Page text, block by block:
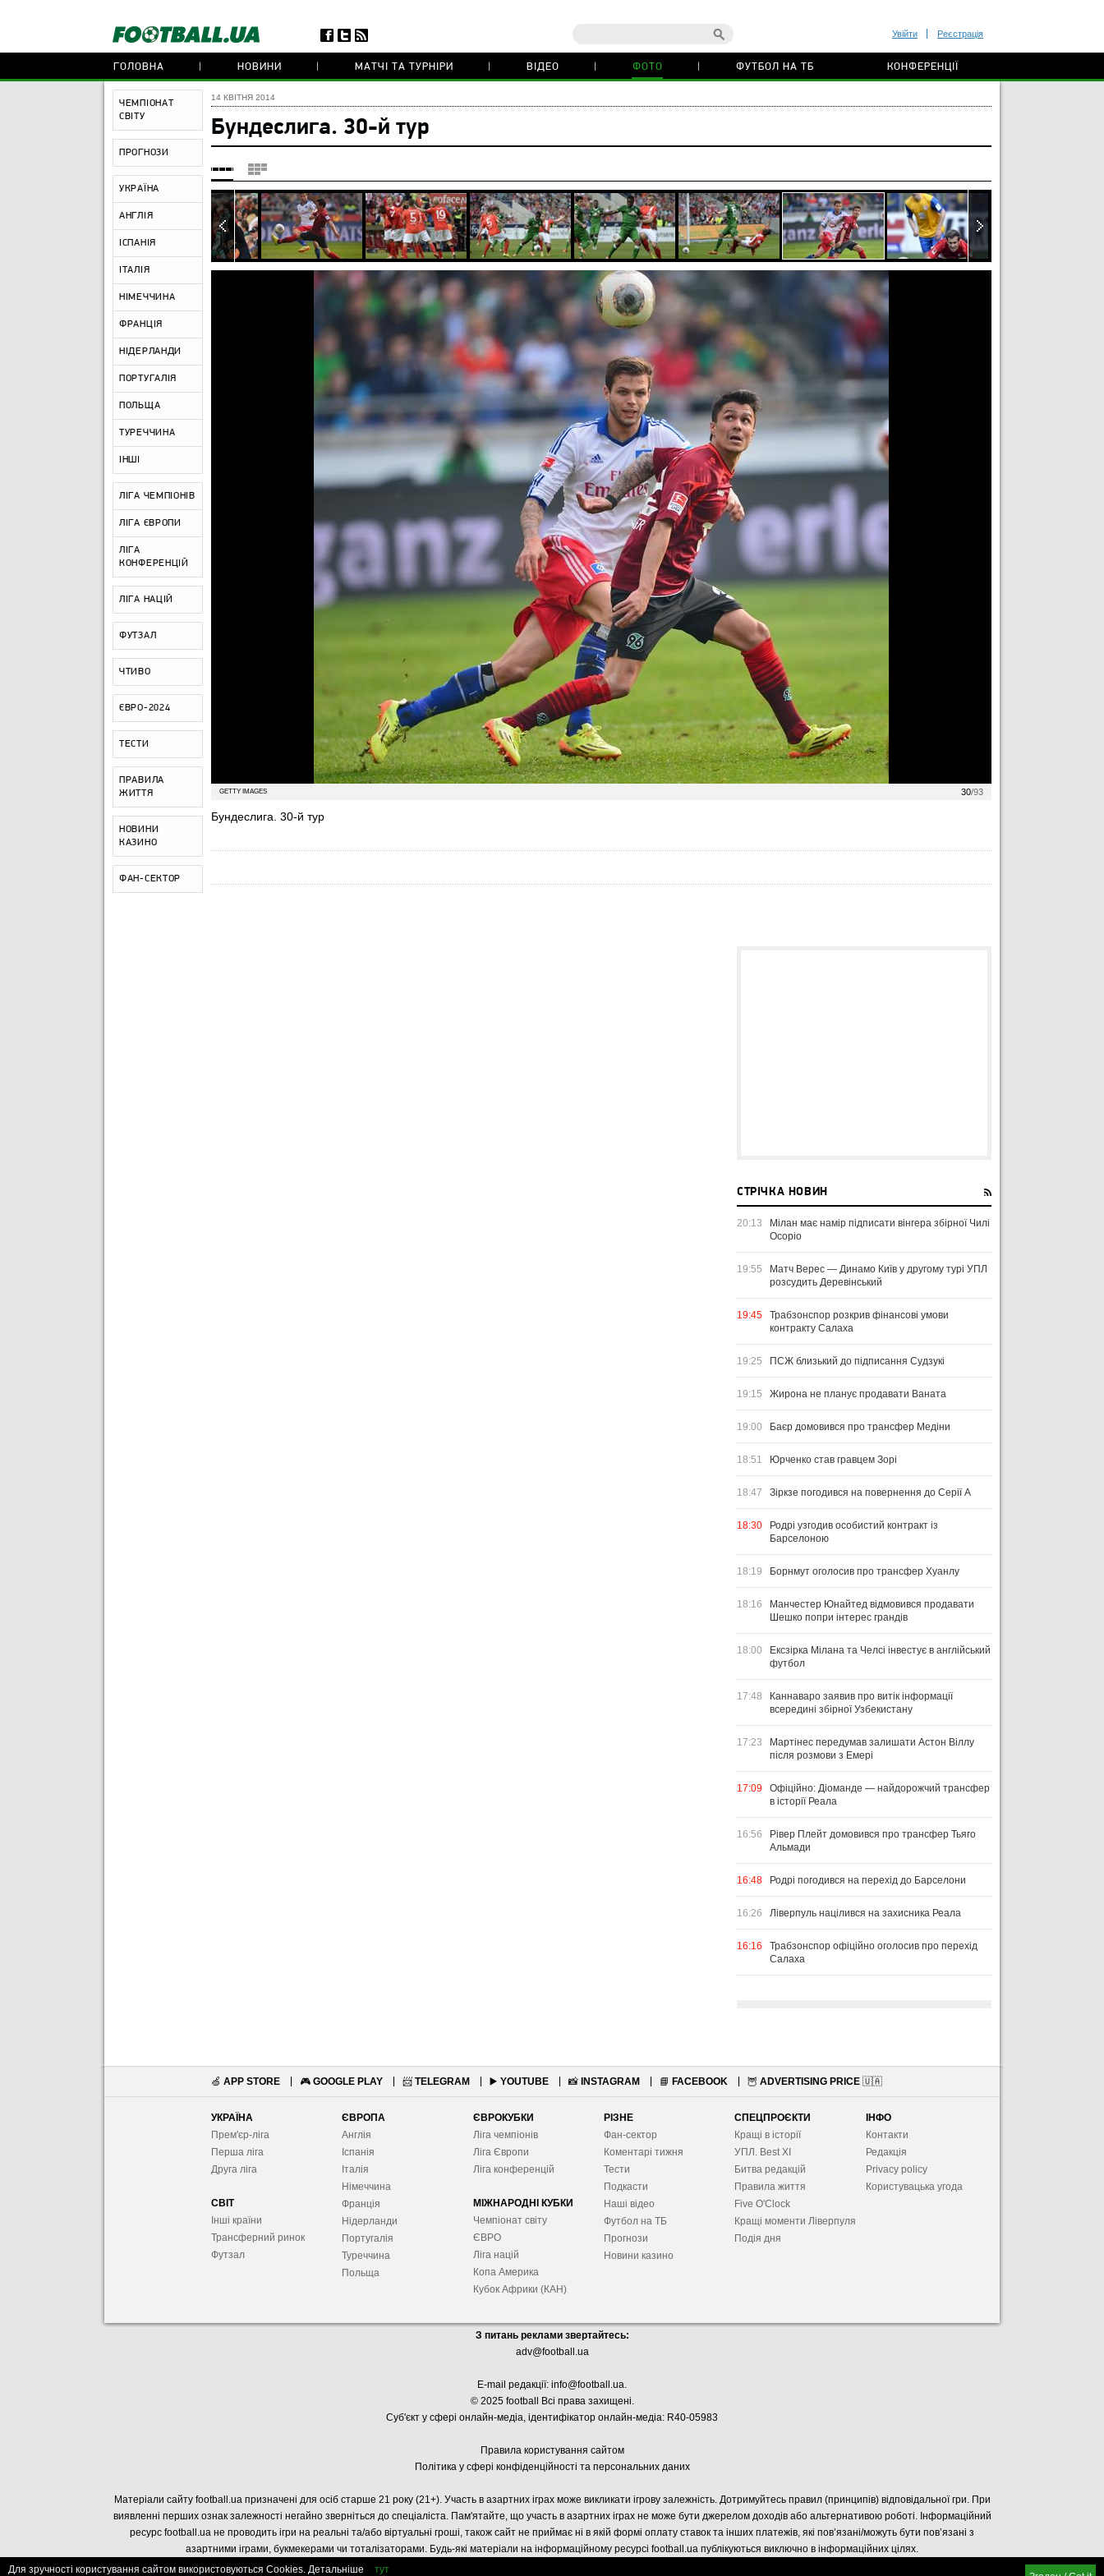
Увійти Реєстрація
ГОЛОВНА НОВИНИ МАТЧІ ТА ТУРНІРИ ВІДЕО ФОТО ФУТБОЛ НА ТБ КОНФЕРЕНЦІЇ
ЧЕМПІОНАТ
СВІТУ
ПРОГНОЗИ
УКРАЇНА
АНГЛІЯ
ІСПАНІЯ
ІТАЛІЯ
НІМЕЧЧИНА
ФРАНЦІЯ
НІДЕРЛАНДИ
ПОРТУГАЛІЯ
ПОЛЬЩА
ТУРЕЧЧИНА
ІНШІ
ЛІГА ЧЕМПІОНІВ
ЛІГА ЄВРОПИ
ЛІГА
КОНФЕРЕНЦІЙ
ЛІГА НАЦІЙ
ФУТЗАЛ
ЧТИВО
ЄВРО-2024
ТЕСТИ
ПРАВИЛА
ЖИТТЯ
НОВИНИ
КАЗИНО
ФАН-СЕКТОР
14 КВІТНЯ 2014
Бундеслига. 30-й тур
30/93
GETTY IMAGES
Бундеслига. 30-й тур
СТРІЧКА НОВИН
20:13
Мілан має намір підписати вінгера збірної Чилі
Осоріо
19:55
Матч Верес — Динамо Київ у другому турі УПЛ
розсудить Деревінський
19:45
Трабзонспор розкрив фінансові умови
контракту Салаха
19:25 ПСЖ близький до підписання Судзукі
19:15 Жирона не планує продавати Ваната
19:00 Баєр домовився про трансфер Медіни
18:51 Юрченко став гравцем Зорі
18:47 Зіркзе погодився на повернення до Серії А
18:30
Родрі узгодив особистий контракт із
Барселоною
18:19 Борнмут оголосив про трансфер Хуанлу
18:16
Манчестер Юнайтед відмовився продавати
Шешко попри інтерес грандів
18:00
Ексзірка Мілана та Челсі інвестує в англійський
футбол
17:48
Каннаваро заявив про витік інформації
всередині збірної Узбекистану
17:23
Мартінес передумав залишати Астон Віллу
після розмови з Емері
17:09
Офіційно: Діоманде — найдорожчий трансфер
в історії Реала
16:56
Рівер Плейт домовився про трансфер Тьяго
Альмади
16:48 Родрі погодився на перехід до Барселони
16:26 Ліверпуль націлився на захисника Реала
16:16
Трабзонспор офіційно оголосив про перехід
Салаха
🍏 APP STORE 🎮 GOOGLE PLAY 📨 TELEGRAM ▶️ YOUTUBE 📸 INSTAGRAM 📘 FACEBOOK 🦉 ADVERTISING PRICE 🇺🇦
УКРАЇНА
Прем'єр-ліга
Перша ліга
Друга ліга
СВІТ
Інші країни
Трансферний ринок
Футзал
ЄВРОПА
Англія
Іспанія
Італія
Німеччина
Франція
Нідерланди
Португалія
Туреччина
Польща
ЄВРОКУБКИ
Ліга чемпіонів
Ліга Європи
Ліга конференцій
МІЖНАРОДНІ КУБКИ
Чемпіонат світу
ЄВРО
Ліга націй
Копа Америка
Кубок Африки (КАН)
РІЗНЕ
Фан-сектор
Коментарі тижня
Тести
Подкасти
Наші відео
Футбол на ТБ
Прогнози
Новини казино
СПЕЦПРОЄКТИ
Кращі в історії
УПЛ. Best XІ
Битва редакцій
Правила життя
Five O'Clock
Кращі моменти Ліверпуля
Подія дня
ІНФО
Контакти
Редакція
Privacy policy
Користувацька угода
З питань реклами звертайтесь:
adv@football.ua
E-mail редакції: info@football.ua.
© 2025 football Всі права захищені.
Суб'єкт у сфері онлайн-медіа, ідентифікатор онлайн-медіа: R40-05983
Правила користування сайтом
Політика у сфері конфіденційності та персональних даних
Матеріали сайту football.ua призначені для осіб старше 21 року (21+). Участь в азартних іграх може викликати ігрову залежність. Дотримуйтесь правил (принципів) відповідальної гри. При
виявленні перших ознак залежності негайно зверніться до спеціаліста. Пам'ятайте, що участь в азартних іграх не може бути джерелом доходів або альтернативою роботі. Інформаційний
ресурс football.ua не проводить ігри на реальні та/або віртуальні гроші, також сайт не приймає ні в якій формі оплату ставок та інших платежів, які пов’язані/можуть бути пов’язані з
азартними іграми, букмекерами чи тоталізаторами. Будь-які матеріали на інформаційному ресурсі football.ua публікуються виключно в інформаційних цілях.
Для зручності користування сайтом використовуються Cookies. Детальніше
тут